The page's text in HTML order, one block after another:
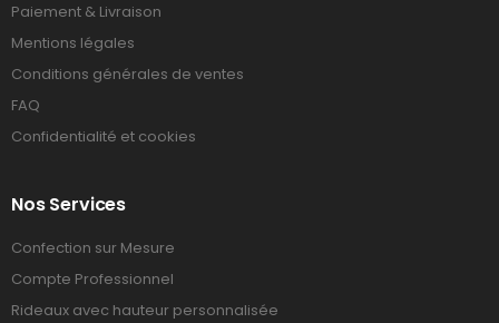
Paiement & Livraison
Mentions légales
Conditions générales de ventes
FAQ
Confidentialité et cookies
Nos Services
Confection sur Mesure
Compte Professionnel
Rideaux avec hauteur personnalisée